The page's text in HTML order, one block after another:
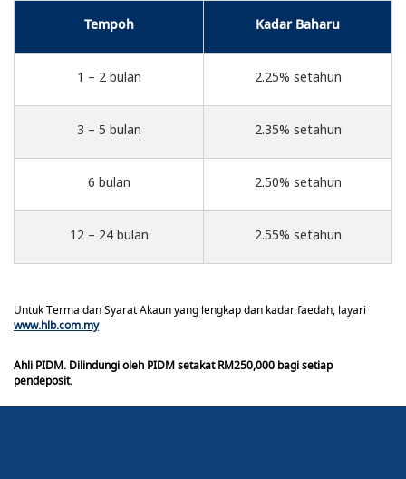
Tempoh Kadar Baharu
1 – 2 bulan 2.25% setahun
3 – 5 bulan 2.35% setahun
6 bulan 2.50% setahun
12 – 24 bulan 2.55% setahun
Untuk Terma dan Syarat Akaun yang lengkap dan kadar faedah, layari
www.hlb.com.my
Ahli PIDM. Dilindungi oleh PIDM setakat RM250,000 bagi setiap
pendeposit.